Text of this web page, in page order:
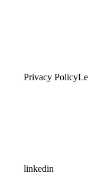
Privacy Policy
linkedin